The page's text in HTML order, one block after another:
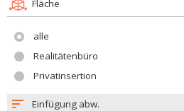
Fläche
alle
Realitätenbüro
Privatinsertion
Einfügung abw.